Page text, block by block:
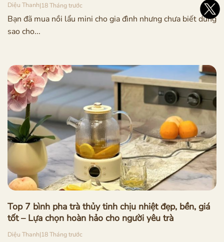
Diệu Thanh|18 Tháng trước
Bạn đã mua nồi lẩu mini cho gia đình nhưng chưa biết dùng
sao cho...
Top 7 bình pha trà thủy tinh chịu nhiệt đẹp, bền, giá
tốt – Lựa chọn hoàn hảo cho người yêu trà
Diệu Thanh|18 Tháng trước